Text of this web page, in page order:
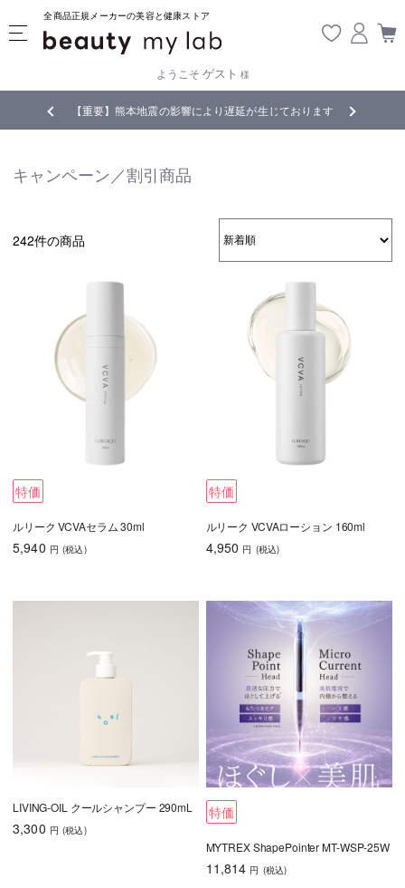
全商品正規メーカーの美容と健康ストア
ようこそ ゲスト 様
おります 全商品正規メーカー流通商品
キャンペーン／割引商品
242件の商品
特価
ルリーク VCVAセラム 30ml
5,940 円 (税込)
特価
ルリーク VCVAローション 160ml
4,950 円 (税込)
LIVING-OIL クールシャンプー 290mL
3,300 円 (税込)
特価
MYTREX ShapePointer MT-WSP-25W
11,814 円 (税込)